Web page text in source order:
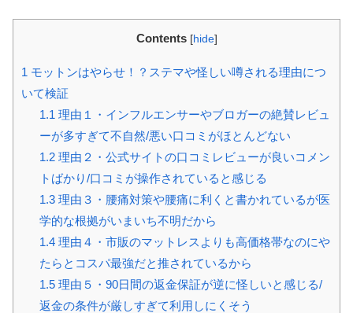
Contents [hide]
1 モットンはやらせ！？ステマや怪しい噂される理由につ
いて検証
1.1 理由１・インフルエンサーやブロガーの絶賛レビュ
ーが多すぎて不自然/悪い口コミがほとんどない
1.2理由２・公式サイトの口コミレビューが良いコメン
トばかり/口コミが操作されていると感じる
1.3理由３・腰痛対策や腰痛に利くと書かれているが医
学的な根拠がいまいち不明だから
1.4理由４・市販のマットレスよりも高価格帯なのにや
たらとコスパ最強だと推されているから
1.5理由５・90日間の返金保証が逆に怪しいと感じる/
返金の条件が厳しすぎて利用しにくそう